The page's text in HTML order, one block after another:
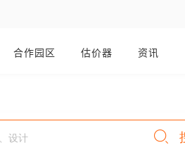
合作园区 估价器 资讯